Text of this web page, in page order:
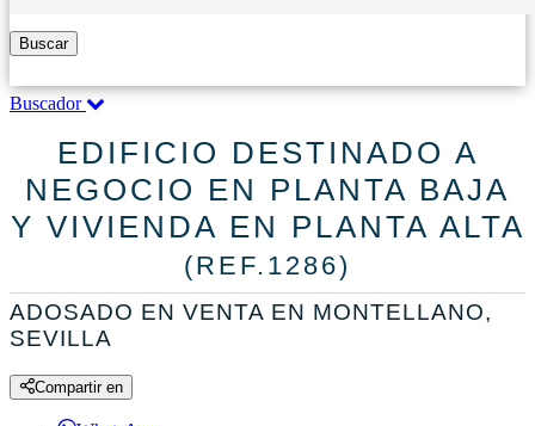
Buscar
Buscador
EDIFICIO DESTINADO A
NEGOCIO EN PLANTA BAJA
Y VIVIENDA EN PLANTA ALTA
(REF.1286)
ADOSADO EN VENTA EN MONTELLANO,
SEVILLA
Compartir en